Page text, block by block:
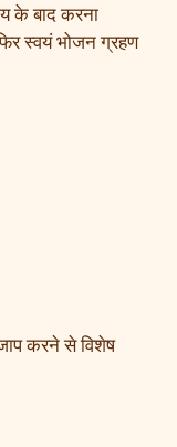
के बाद करना
स्वयं भोजन ग्रहण
करने से विशेष